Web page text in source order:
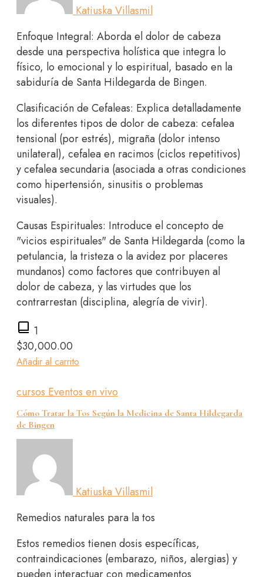
Katiuska Villasmil
Enfoque Integral: Aborda el dolor de cabeza
desde una perspectiva holística que integra lo
físico, lo emocional y lo espiritual, basado en la
sabiduría de Santa Hildegarda de Bingen.
Clasificación de Cefaleas: Explica detalladamente
los diferentes tipos de dolor de cabeza: cefalea
tensional (por estrés), migraña (dolor intenso
unilateral), cefalea en racimos (ciclos repetitivos)
y cefalea secundaria (asociada a otras condiciones
como hipertensión, sinusitis o problemas
visuales).
Causas Espirituales: Introduce el concepto de
"vicios espirituales" de Santa Hildegarda (como la
petulancia, la tristeza o la avidez por placeres
mundanos) como factores que contribuyen al
dolor de cabeza, y las virtudes que los
contrarrestan (disciplina, alegría de vivir).
1
$30,000.00
Añadir al carrito
cursos Eventos en vivo
Cómo Tratar la Tos Según la Medicina de Santa Hildegarda
de Bingen
Katiuska Villasmil
Remedios naturales para la tos
Estos remedios tienen dosis específicas,
contraindicaciones (embarazo, niños, alergias) y
pueden interactuar con medicamentos